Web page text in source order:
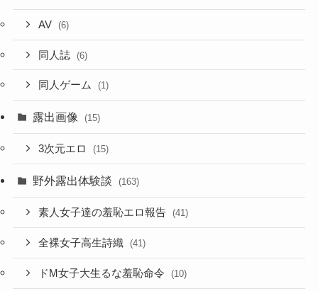
AV (6)
同人誌 (6)
同人ゲーム (1)
露出画像 (15)
3次元エロ (15)
野外露出体験談 (163)
素人女子達の羞恥エロ報告 (41)
全裸女子高生詩織 (41)
ドM女子大生るな羞恥命令 (10)